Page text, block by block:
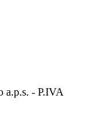
a.p.s. - P.IVA